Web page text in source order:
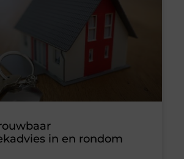
in en rondom